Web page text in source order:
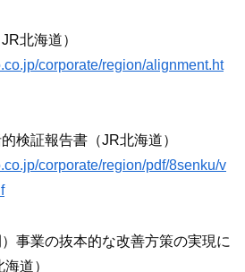
北海道）
corporate/region/alignment.ht
検証報告書（JR北海道）
corporate/region/pdf/8senku/v
事業の抜本的な改善方策の実現に
道）